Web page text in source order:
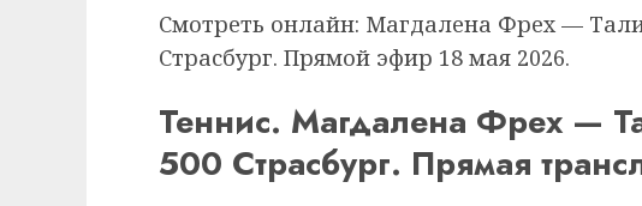
Смотреть онлайн: Магдалена Фрех —
Страсбург. Прямой эфир 18 мая 2026.
Теннис. Магдалена Фрех —
500 Страсбург. Прямая